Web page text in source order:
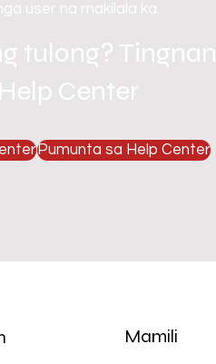
user na makilala ka.
tulong? Tingnan
Center
Pumunta sa Help Center
Mamili